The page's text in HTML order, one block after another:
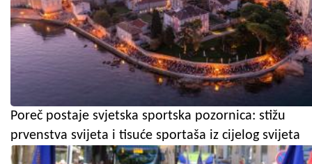
Poreč postaje svjetska sportska pozornica: stižu
prvenstva svijeta i tisuće sportaša iz cijelog svijeta